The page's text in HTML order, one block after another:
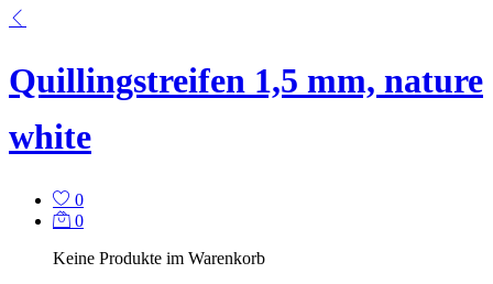
Quillingstreifen 1,5 mm, nature
white
0
0
Keine Produkte im Warenkorb